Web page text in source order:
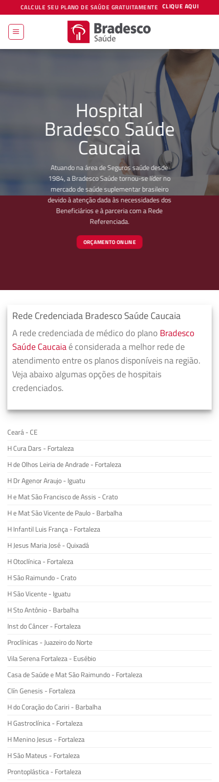
to
content
CALCULE SEU PLANO DE SAÚDE GRATUITAMENTE CLIQUE AQUI
Hospital
Bradesco Saúde
Caucaia
Atuando na área de Seguros saúde desde
1984, a Bradesco Saúde tornou-se líder no
mercado de saúde suplementar brasileiro
devido à atenção dada às necessidades dos
Beneficiários e à parceria com a Rede
Referenciada.
ORÇAMENTO ONLINE
Rede Credenciada Bradesco Saúde Caucaia
A rede credenciada de médico do plano Bradesco
Saúde Caucaiaé considerada a melhor rede de
atendimento entre os planos disponíveis na região.
Veja abaixo algumas opções de hospitais
credenciados.
Ceará - CE
H Cura Dars - Fortaleza
H de Olhos Leiria de Andrade - Fortaleza
H Dr Agenor Araujo - Iguatu
H e Mat São Francisco de Assis - Crato
H e Mat São Vicente de Paulo - Barbalha
H Infantil Luis França - Fortaleza
H Jesus Maria José - Quixadá
H Otoclínica - Fortaleza
H São Raimundo - Crato
H São Vicente - Iguatu
H Sto Antônio - Barbalha
Inst do Câncer - Fortaleza
Proclínicas - Juazeiro do Norte
Vila Serena Fortaleza - Eusébio
Casa de Saúde e Mat São Raimundo - Fortaleza
Clín Genesis - Fortaleza
H do Coração do Cariri - Barbalha
H Gastroclínica - Fortaleza
H Menino Jesus - Fortaleza
H São Mateus - Fortaleza
Prontoplástica - Fortaleza